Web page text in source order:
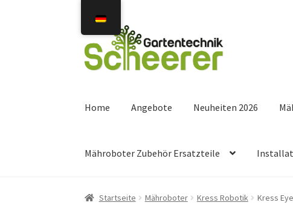
Navigation
springen
Inhalt
springen
Home Angebote Neuheiten 2026
Mähroboter Zubehör Ersatzteile
Startseite Mähroboter Kress Robotik Kress